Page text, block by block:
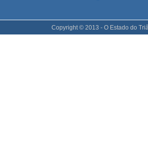
Copyright © 2013 - O Estado do